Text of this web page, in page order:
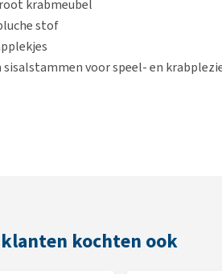
krabmeubel
stof
sisalstammen voor speel- en
cm kochten ook